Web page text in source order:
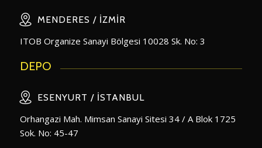
MENDERES / İZMIR
ITOB Organize Sanayi Bölgesi 10028 Sk. No: 3
DEPO
ESENYURT / İSTANBUL
Orhangazi Mah. Mimsan Sanayi Sitesi 34 / A Blok 1725
Sok. No: 45-47